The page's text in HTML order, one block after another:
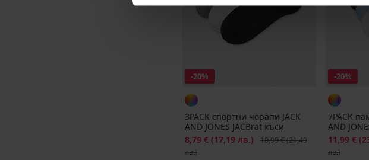
-20%
3PACK спортни чорапи JACK
AND JONES JACBrat къси
Намаление
8,79 € (17,19 лв.) Първоначална цена
10,99 €(21,49
лв.)
-20%
7PACK
AND
Намаление
11,99 €
лв.)